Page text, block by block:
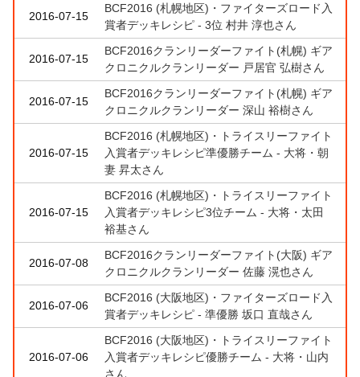
2016-07-15
BCF2016 (札幌地区)・ファイターズロード入
賞者デッキレシピ - 3位 村井 淳也さん
2016-07-15
BCF2016クランリーダーファイト(札幌) ギア
クロニクルクランリーダー 戸居官 弘樹さん
2016-07-15
BCF2016クランリーダーファイト(札幌) ギア
クロニクルクランリーダー 深山 裕樹さん
2016-07-15
BCF2016 (札幌地区)・トライスリーファイト
入賞者デッキレシピ準優勝チーム - 大将・朝
妻 昇太さん
2016-07-15
BCF2016 (札幌地区)・トライスリーファイト
入賞者デッキレシピ3位チーム - 大将・太田
裕基さん
2016-07-08
BCF2016クランリーダーファイト(大阪) ギア
クロニクルクランリーダー 佐藤 滉也さん
2016-07-06
BCF2016 (大阪地区)・ファイターズロード入
賞者デッキレシピ - 準優勝 坂口 直哉さん
2016-07-06
BCF2016 (大阪地区)・トライスリーファイト
入賞者デッキレシピ優勝チーム - 大将・山内
さん